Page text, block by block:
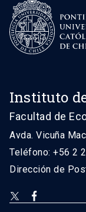
Instituto
Facultad de
Avda. Vicuña
Teléfono: +56 2
Dirección de